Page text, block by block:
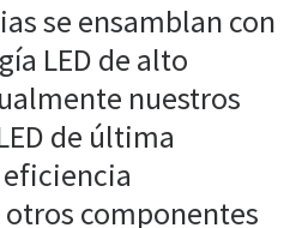
se ensamblan con
LED de alto
nuestros
de última
componentes